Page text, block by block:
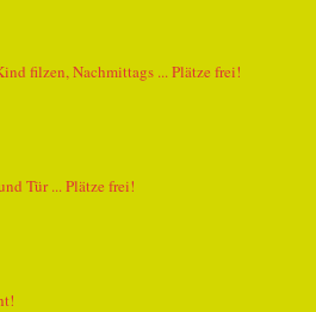
filzen, Nachmittags ... Plätze frei!
Tür ... Plätze frei!